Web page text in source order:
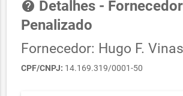
help Detalhes - Fornecedor
Penalizado
Fornecedor: Hugo F. Vinas
CPF/CNPJ: 14.169.319/0001-50